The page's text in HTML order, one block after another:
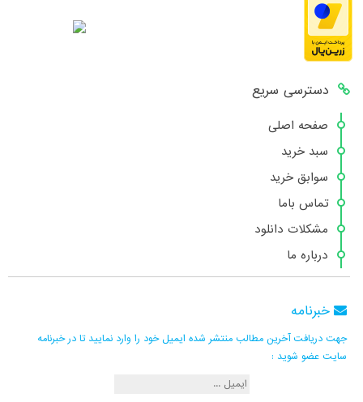
دسترسی سریع
صفحه اصلی
سبد خرید
سوابق خرید
تماس باما
مشکلات دانلود
درباره ما
خبرنامه
جهت دریافت آخرین مطالب منتشر شده ایمیل خود را وارد نمایید تا در خبرنامه
سایت عضو شوید :